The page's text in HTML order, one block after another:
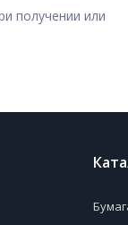
получении или